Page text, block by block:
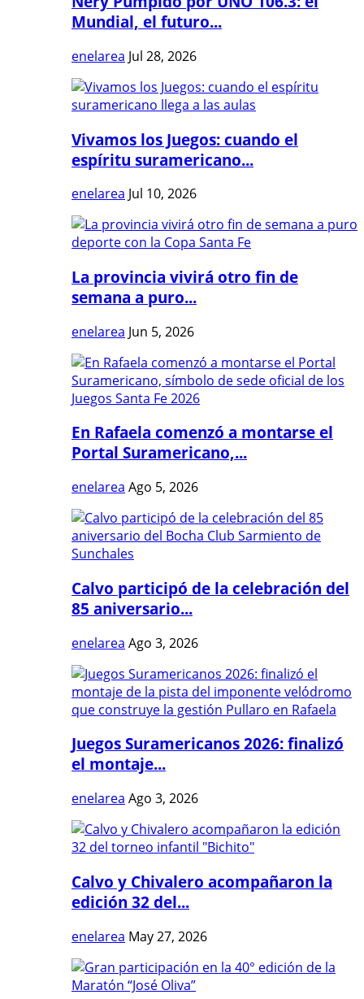
Mundial, el futuro...
enelarea Jul 28, 2026
Vivamos los Juegos: cuando el
espíritu suramericano...
enelarea Jul 10, 2026
La provincia vivirá otro fin de
semana a puro...
enelarea Jun 5, 2026
En Rafaela comenzó a montarse el
Portal Suramericano,...
enelarea Ago 5, 2026
Calvo participó de la celebración del
85 aniversario...
enelarea Ago 3, 2026
Juegos Suramericanos 2026: finalizó
el montaje...
enelarea Ago 3, 2026
Calvo y Chivalero acompañaron la
edición 32 del...
enelarea May 27, 2026